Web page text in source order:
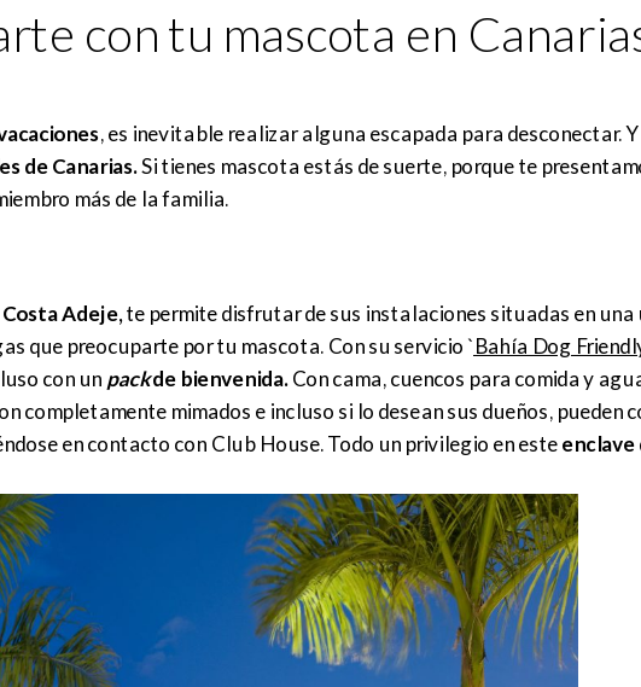
con tu mascota en
, es inevitable realizar alguna escapada para desconectar.
de Canarias.Si tienes mascota estás de suerte, porque te
más de la familia.
Costa Adeje,te permite disfrutar de sus instalaciones situadas en una
que preocuparte por tu mascota. Con su servicio `Bahía Dog
con un packde bienvenida.Con cama, cuencos para comida y
completamente mimados e incluso si lo desean sus dueños, pueden
en contacto con Club House. Todo un privilegio en esteenclave